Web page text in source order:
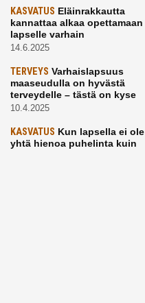
KASVATUS Eläinrakkautta
kannattaa alkaa opettamaan
lapselle varhain
14.6.2025
TERVEYS Varhaislapsuus
maaseudulla on hyvästä
terveydelle – tästä on kyse
10.4.2025
KASVATUS Kun lapsella ei ole
yhtä hienoa puhelinta kuin